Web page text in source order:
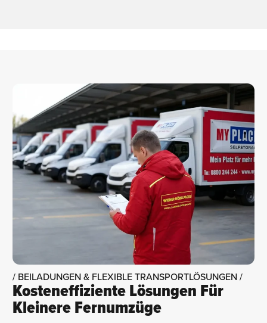
/ BEILADUNGEN & FLEXIBLE TRANSPORTLÖSUNGEN /
Kosteneffiziente Lösungen Für
Kleinere Fernumzüge